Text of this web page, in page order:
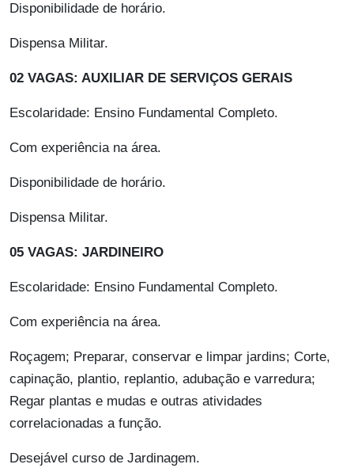
Disponibilidade de horário.
Dispensa Militar.
02 VAGAS: AUXILIAR DE SERVIÇOS GERAIS
Escolaridade: Ensino Fundamental Completo.
Com experiência na área.
Disponibilidade de horário.
Dispensa Militar.
05 VAGAS: JARDINEIRO
Escolaridade: Ensino Fundamental Completo.
Com experiência na área.
Roçagem; Preparar, conservar e limpar jardins; Corte,
capinação, plantio, replantio, adubação e varredura;
Regar plantas e mudas e outras atividades
correlacionadas a função.
Desejável curso de Jardinagem.